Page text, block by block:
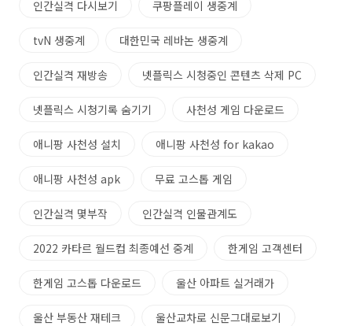
인간실격 다시보기 쿠팡플레이 생중계
tvN 생중계 대한민국 레바논 생중계
인간실격 재방송 넷플릭스 시청중인 콘텐츠 삭제 PC
넷플릭스 시청기록 숨기기 사천성 게임 다운로드
애니팡 사천성 설치 애니팡 사천성 for kakao
애니팡 사천성 apk 무료 고스톱 게임
인간실격 몇부작 인간실격 인물관계도
2022 카타르 월드컵 최종예선 중계 한게임 고객센터
한게임 고스톱 다운로드 울산 아파트 실거래가
울산 부동산 재테크 울산교차로 신문그대로보기